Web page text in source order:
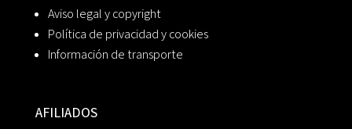
Aviso legal y copyright
Política de privacidad y cookies
Información de transporte
AFILIADOS